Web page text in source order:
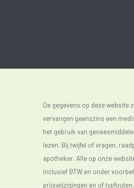
De gegevens op deze website
vervangen geenszins een
het gebruik van
lezen. Bij twijfel of vragen,
apotheker. Alle op onze
inclusief BTW en onder
prijswijzigingen en of typfouten.